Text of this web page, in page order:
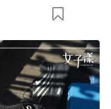
購買點數